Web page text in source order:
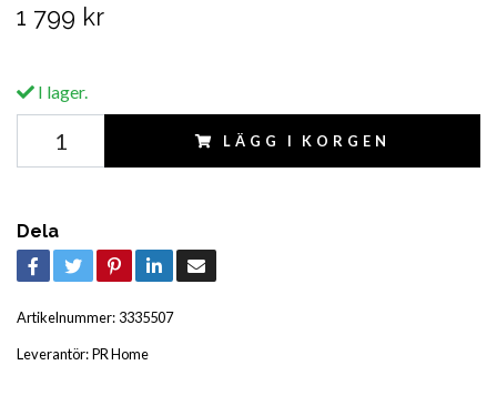
1 799 kr
I lager.
LÄGG I KORGEN
Dela
Artikelnummer: 3335507
Leverantör:PR Home